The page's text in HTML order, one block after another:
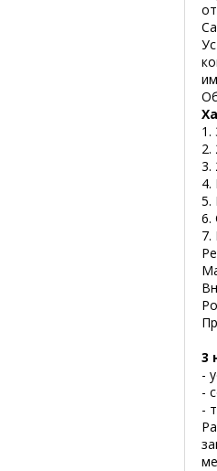
1.
2.
3.
4.
5.
6.
7.
3
-
-
-